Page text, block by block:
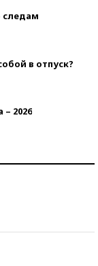
следам
в отпуск?
2026